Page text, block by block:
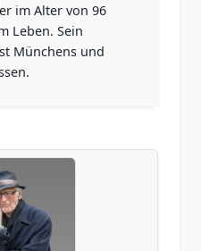
im Alter von 96
Leben. Sein
Münchens und